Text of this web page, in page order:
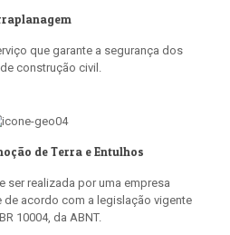
que garante a segurança dos
construção civil.
de Terra e Entulhos
ser realizada por uma empresa
de acordo com a legislação vigente
10004, da ABNT.